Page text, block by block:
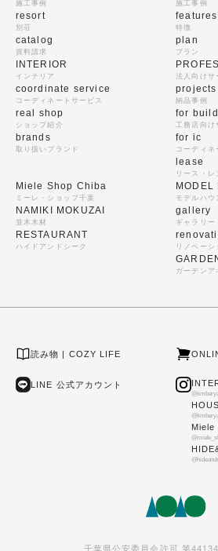
施工事例
resort
別荘
catalog
資料請求
施工事例
features
特徴
plan
プラン
INTERIOR
インテリア
coordinate service
コーディネートサービス
real shop
ショップ紹介
brands
取り扱いブランド
法人向けサ
projects
納品事例
for
工務店向け
for ic
コーディネ
lease
リース・レ
Miele Shop Chiba
ミーレ・ショップ千葉
NAMIKI MOKUZAI
並木木材
RESTAURANT
ハイドアンドシーク
MODEL
モデルハウ
gallery
ギャラリー
リノベーシ
ガーデンア
読み物 | COZY LIFE
LINE 公式アカウント
Miele
千葉県公安委員会許可 第